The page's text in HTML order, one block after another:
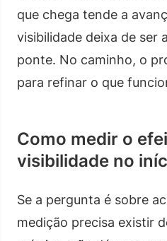
que chega tende a
visibilidade deixa de ser
ponte. No caminho, o
para refinar o que
Como medir o
visibilidade no
Se a pergunta é sobre
medição precisa existir